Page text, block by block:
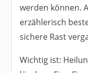
werden können.
erzählerisch
sichere Rast
Wichtig ist: